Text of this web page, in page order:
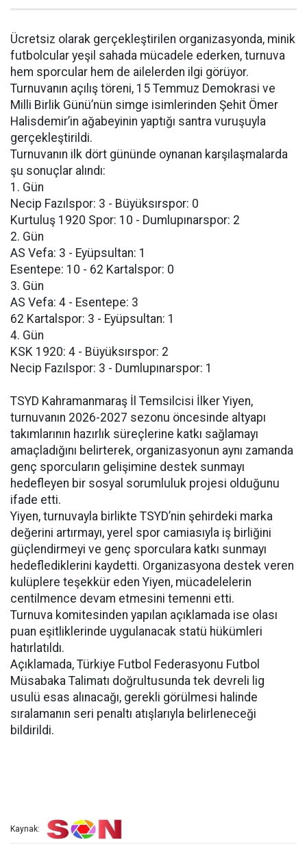
Ücretsiz olarak gerçekleştirilen organizasyonda, minik
futbolcular yeşil sahada mücadele ederken, turnuva
hem sporcular hem de ailelerden ilgi görüyor.
Turnuvanın açılış töreni, 15 Temmuz Demokrasi ve
Milli Birlik Günü’nün simge isimlerinden Şehit Ömer
Halisdemir’in ağabeyinin yaptığı santra vuruşuyla
gerçekleştirildi.
Turnuvanın ilk dört gününde oynanan karşılaşmalarda
şu sonuçlar alındı:
1. Gün
Necip Fazılspor: 3 - Büyüksırspor: 0
Kurtuluş 1920 Spor: 10 - Dumlupınarspor: 2
2. Gün
AS Vefa: 3 - Eyüpsultan: 1
Esentepe: 10 - 62 Kartalspor: 0
3. Gün
AS Vefa: 4 - Esentepe: 3
62 Kartalspor: 3 - Eyüpsultan: 1
4. Gün
KSK 1920: 4 - Büyüksırspor: 2
Necip Fazılspor: 3 - Dumlupınarspor: 1
TSYD Kahramanmaraş İl Temsilcisi İlker Yiyen,
turnuvanın 2026-2027 sezonu öncesinde altyapı
takımlarının hazırlık süreçlerine katkı sağlamayı
amaçladığını belirterek, organizasyonun aynı zamanda
genç sporcuların gelişimine destek sunmayı
hedefleyen bir sosyal sorumluluk projesi olduğunu
ifade etti.
Yiyen, turnuvayla birlikte TSYD’nin şehirdeki marka
değerini artırmayı, yerel spor camiasıyla iş birliğini
güçlendirmeyi ve genç sporculara katkı sunmayı
hedeflediklerini kaydetti. Organizasyona destek veren
kulüplere teşekkür eden Yiyen, mücadelelerin
centilmence devam etmesini temenni etti.
Turnuva komitesinden yapılan açıklamada ise olası
puan eşitliklerinde uygulanacak statü hükümleri
hatırlatıldı.
Açıklamada, Türkiye Futbol Federasyonu Futbol
Müsabaka Talimatı doğrultusunda tek devreli lig
usulü esas alınacağı, gerekli görülmesi halinde
sıralamanın seri penaltı atışlarıyla belirleneceği
bildirildi.
Kaynak: